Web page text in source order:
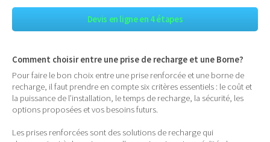
Devis en ligne en 4 étapes
Comment choisir entre une prise de recharge et une Borne?
Pour faire le bon choix entre une prise renforcée et une borne de
recharge, il faut prendre en compte six critères essentiels : le coût et
la puissance de l’installation, le temps de recharge, la sécurité, les
options proposées et vos besoins futurs.
Les prises renforcées sont des solutions de recharge qui